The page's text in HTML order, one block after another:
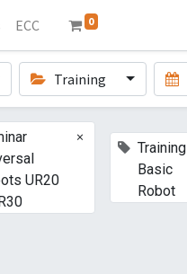
ECC 0
Training
UR20
×
Training
Basic
Robot